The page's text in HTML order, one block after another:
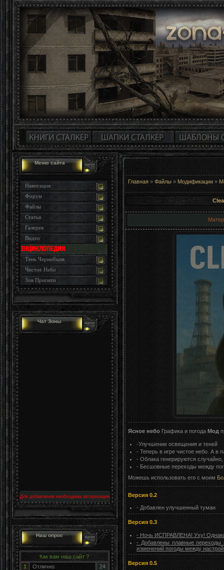
Меню сайта
Навигация
Форум
Файлы
Статьи
Галерея
Видео
Тень Чернобыля
Чистое Небо
Зов Припяти
Чат Зоны
Для добавления необходима авторизация
Наш опрос
Как вам наш сайт ?
1
Отлично
24
Главная » Файлы » Модификации »
Ясное небо Графика и погода Мод
-Улучшение освещения и теней
- Теперь в игре чистое небо. А в
- Облака генерируются
- Бесшовные переходы между
Можешь использовать его с моим
Версия 0.2
- Добавлен улучшенный туман
Версия 0.3
- Ночь ИСПРАВЛЕНА! Уху! Однако
- Добавлены плавные переходы
изменений погоды между
Версия 0.5